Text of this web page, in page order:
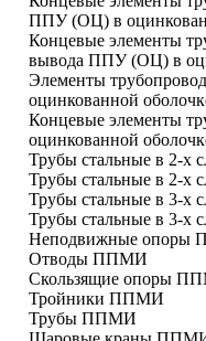
ППУ (ОЦ) в
Концевые элементы
вывода ППУ (ОЦ) в
Элементы
оцинкованной
Концевые элементы
оцинкованной
Трубы стальные в 2-х
Трубы стальные в 2-х
Трубы стальные в 3-х
Трубы стальные в 3-х
Неподвижные опоры
Отводы ППМИ
Скользящие опоры
Тройники ППМИ
Трубы ППМИ